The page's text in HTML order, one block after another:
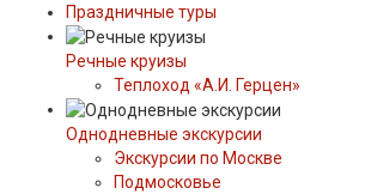
Праздничные туры
Речные круизы
Теплоход «А.И. Герцен»
Однодневные экскурсии
Экскурсии по Москве
Подмосковье